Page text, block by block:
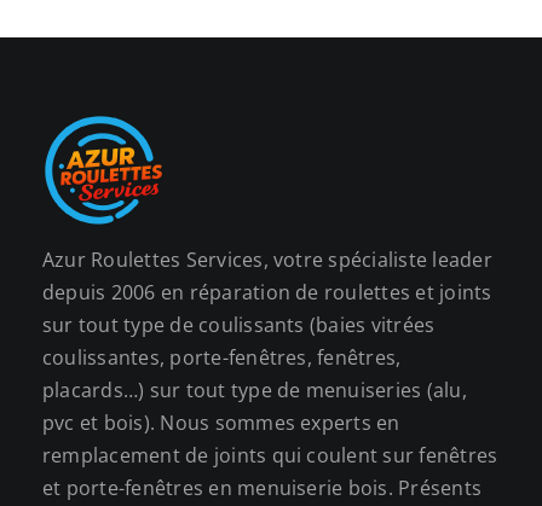
Azur Roulettes Services, votre spécialiste leader
depuis 2006 en réparation de roulettes et joints
sur tout type de coulissants (baies vitrées
coulissantes, porte-fenêtres, fenêtres,
placards…) sur tout type de menuiseries (alu,
pvc et bois). Nous sommes experts en
remplacement de joints qui coulent sur fenêtres
et porte-fenêtres en menuiserie bois. Présents